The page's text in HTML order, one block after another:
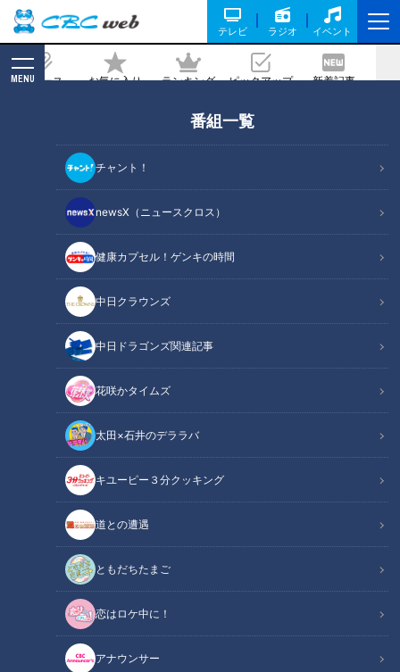
テレビ ラジオ イベント
ニュース お気に入り ランキング ピックアップ 新着記事
MENU
番組一覧
チャント！
newsX（ニュースクロス）
健康カプセル！ゲンキの時間
中日クラウンズ
中日ドラゴンズ関連記事
花咲かタイムズ
太田×石井のデララバ
キユーピー３分クッキング
道との遭遇
ともだちたまご
恋はロケ中に！
アナウンサー
開！絵葉書に写る隧道を調査【道との遭
遇】
記事に戻る
【道マニア】三重？福井？放送後に急展開！絵葉書に写る隧道を調査
【道との遭遇】
この記事の画像